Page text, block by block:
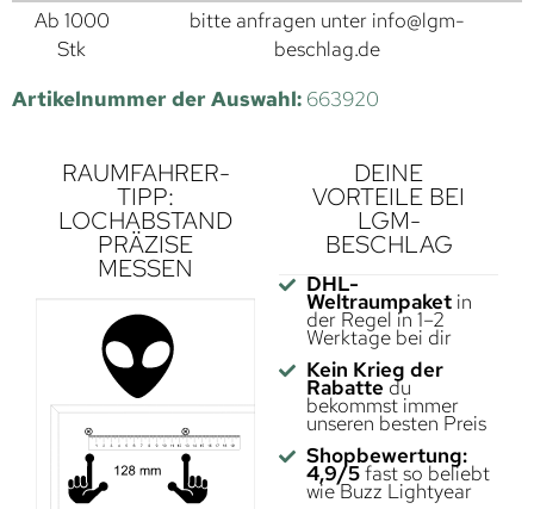
Ab 1000
Stk
bitte anfragen unter info@lgm-
beschlag.de
Artikelnummer der Auswahl: 663920
RAUMFAHRER-
TIPP:
LOCHABSTAND
PRÄZISE
MESSEN
DEINE
VORTEILE BEI
LGM-
BESCHLAG
DHL-
Weltraumpaketin
der Regel in 1–2
Werktage bei dir
Kein Krieg der
Rabatte du
bekommst immer
unseren besten Preis
Shopbewertung:
4,9/5fast so beliebt
wie Buzz Lightyear